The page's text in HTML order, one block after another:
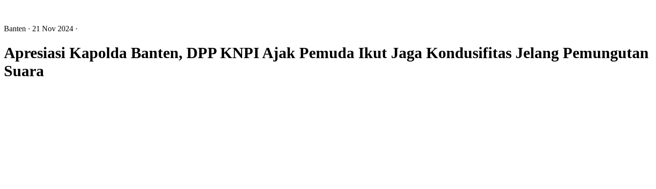
Banten · 21 Nov 2024 ·
Apresiasi Kapolda Banten, DPP KNPI Ajak Pemuda Ikut Jaga Kondusifitas Jelang Pemungutan
Suara